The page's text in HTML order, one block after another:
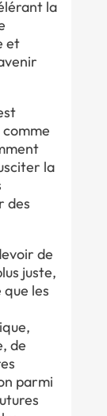
la
et
la
des
de
juste,
les
de
parmi